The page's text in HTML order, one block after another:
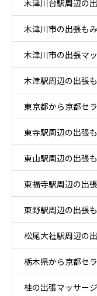
木津川台駅周辺の
ア
木津川市の出張も
木津川市の出張マ
木津駅周辺の出張
東京都から京都セ
東寺駅周辺の出張
東山駅周辺の出張
東福寺駅周辺の出
ケア
東野駅周辺の出張
松尾大社駅周辺の
ア
栃木県から京都セ
桂の出張マッサー